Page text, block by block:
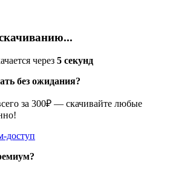
через 5 секунд
без ожидания?
за 300₽ — скачивайте любые
доступ